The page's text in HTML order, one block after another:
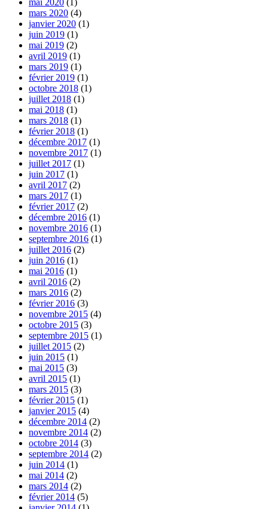
mai 2020 (1)
mars 2020 (4)
janvier 2020 (1)
juin 2019 (1)
mai 2019 (2)
avril 2019 (1)
mars 2019 (1)
février 2019 (1)
octobre 2018 (1)
juillet 2018 (1)
mai 2018 (1)
mars 2018 (1)
février 2018 (1)
décembre 2017 (1)
novembre 2017 (1)
juillet 2017 (1)
juin 2017 (1)
avril 2017 (2)
mars 2017 (1)
février 2017 (2)
décembre 2016 (1)
novembre 2016 (1)
septembre 2016 (1)
juillet 2016 (2)
juin 2016 (1)
mai 2016 (1)
avril 2016 (2)
mars 2016 (2)
février 2016 (3)
novembre 2015 (4)
octobre 2015 (3)
septembre 2015 (1)
juillet 2015 (2)
juin 2015 (1)
mai 2015 (3)
avril 2015 (1)
mars 2015 (3)
février 2015 (1)
janvier 2015 (4)
décembre 2014 (2)
novembre 2014 (2)
octobre 2014 (3)
septembre 2014 (2)
juin 2014 (1)
mai 2014 (2)
mars 2014 (2)
février 2014 (5)